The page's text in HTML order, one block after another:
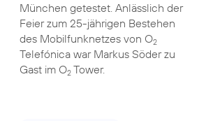
München getestet. Anlässlich der
Feier zum 25-jährigen Bestehen
des Mobilfunknetzes von O2
Telefónica war Markus Söder zu
Gast im O2Tower.